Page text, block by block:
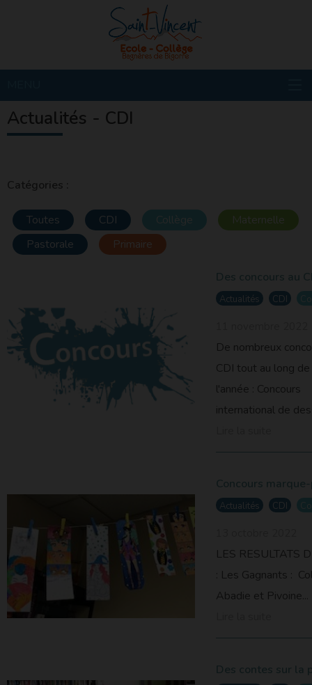
Saint-
Actualités - CDI
Catégories :
Toutes CDI Collège
Maternelle
Pastorale
Primaire
Des concours au
Actualités CDI
De nombreux
CDI tout au long de
l'année : Concours
international de
Concours
Actualités CDI
LES RESULTATS
: Les Gagnants :
Abadie et Pivoine...
Des contes sur la